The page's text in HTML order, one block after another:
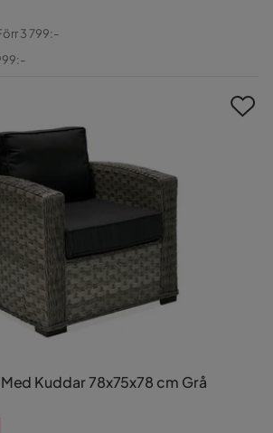
3 799:-
Kuddar 78x75x78 cm Grå